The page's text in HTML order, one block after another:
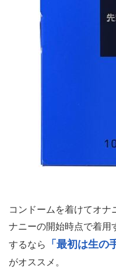
コンドームを着けてオナ
ナニーの開始時点で着用
するなら
「最初は生の
がオススメ。